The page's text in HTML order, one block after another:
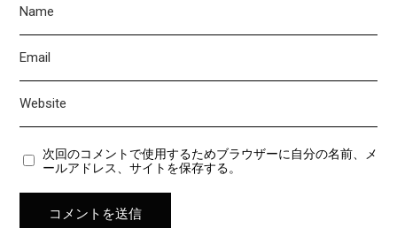
次回のコメントで使用するためブラウザーに自分の名前、メ
ールアドレス、サイトを保存する。